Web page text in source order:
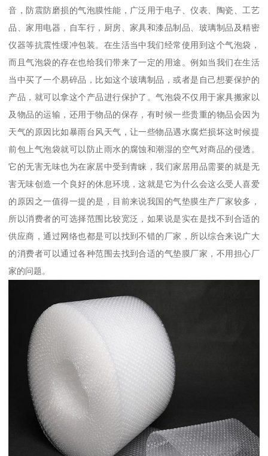
音，防震防磨损的气泡膜性能，广泛用于电子、仪表、陶瓷、工艺
品、家用电器，自车行，厨房、家具和漆品制品、玻璃制品及精密
仪器等抗震性缓冲包装。在生活当中我们经常使用到这个气泡袋，
而且气泡袋的存在也给我们带来了一定的用途。例如当我们在生活
当中买了一个易碎品，比如这个玻璃制品，或者是自己想要保护的
产品，就可以拿这个产品进行保护了。气泡袋不仅用于家具搬家以
及物品的运输，还用于物品的保存，有时候一些贵重的物品会因为
天气的原因比如暴雨台风天气，让一些物品遇水腐烂损坏这时候提
前包上气泡袋就可以防止雨水的腐蚀和潮湿的空气对商品的侵透。
它的无害无味也为在家居中受到青睐，我们家居用品需要的就是无
害无味创造一个良好的休息环境，这就是它为什么会这么受人喜爱
的原因之一值得一提的是，目前来说我国的气垫膜生产厂家较多，
所以消费者的可选择范围比较宽泛，如果说是实在是找不到合适的
供应商，通过网络也都是可以找到不错的厂家，所以综合来说广大
的消费者可以通过各种范围去找到合适的气垫膜厂家，不用担心厂
家的问题。